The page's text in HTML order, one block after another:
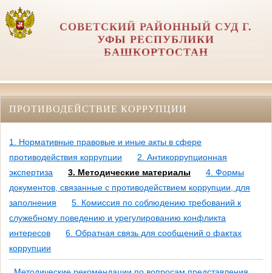
СОВЕТСКИЙ РАЙОННЫЙ СУД Г.
УФЫ РЕСПУБЛИКИ
БАШКОРТОСТАН
ПРОТИВОДЕЙСТВИЕ КОРРУПЦИИ
1. Нормативные правовые и иные акты в сфере
противодействия коррупции
2. Антикоррупционная
экспертиза
3. Методические материалы
4. Формы
документов, связанные с противодействием коррупции, для
заполнения
5. Комиссия по соблюдению требований к
служебному поведению и урегулированию конфликта
интересов
6. Обратная связь для сообщений о фактах
коррупции